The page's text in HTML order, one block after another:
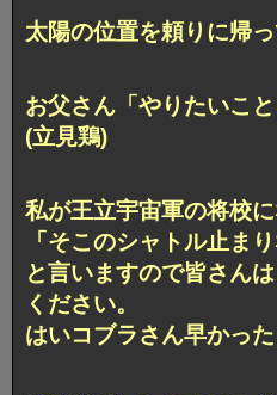
太陽の位置を頼りに帰
お父さん「やりたいこ
(立見鶏)
私が王立宇宙軍の将校
「そこのシャトル止まり
と言いますので皆さん
ください。
はいコブラさん早かっ